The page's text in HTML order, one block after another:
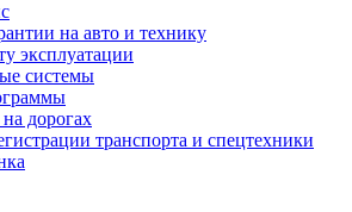
на авто и технику
эксплуатации
системы
дорогах
транспорта и спецтехники